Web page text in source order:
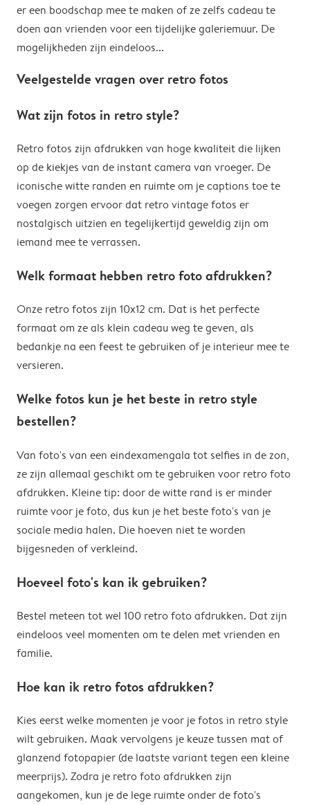
er een boodschap mee te maken of ze zelfs cadeau te
doen aan vrienden voor een tijdelijke galeriemuur. De
mogelijkheden zijn eindeloos...
Veelgestelde vragen over retro fotos
Wat zijn fotos in retro style?
Retro fotos zijn afdrukken van hoge kwaliteit die lijken
op de kiekjes van de instant camera van vroeger. De
iconische witte randen en ruimte om je captions toe te
voegen zorgen ervoor dat retro vintage fotos er
nostalgisch uitzien en tegelijkertijd geweldig zijn om
iemand mee te verrassen.
Welk formaat hebben retro foto afdrukken?
Onze retro fotos zijn 10x12 cm. Dat is het perfecte
formaat om ze als klein cadeau weg te geven, als
bedankje na een feest te gebruiken of je interieur mee te
versieren.
Welke fotos kun je het beste in retro style
bestellen?
Van foto's van een eindexamengala tot selfies in de zon,
ze zijn allemaal geschikt om te gebruiken voor retro foto
afdrukken. Kleine tip: door de witte rand is er minder
ruimte voor je foto, dus kun je het beste foto's van je
sociale media halen. Die hoeven niet te worden
bijgesneden of verkleind.
Hoeveel foto's kan ik gebruiken?
Bestel meteen tot wel 100 retro foto afdrukken. Dat zijn
eindeloos veel momenten om te delen met vrienden en
familie.
Hoe kan ik retro fotos afdrukken?
Kies eerst welke momenten je voor je fotos in retro style
wilt gebruiken. Maak vervolgens je keuze tussen mat of
glanzend fotopapier (de laatste variant tegen een kleine
meerprijs). Zodra je retro foto afdrukken zijn
aangekomen, kun je de lege ruimte onder de foto's